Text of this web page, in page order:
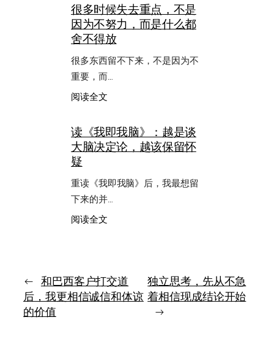
正
解
决
的，
不
是
事
太
是
脑
子
乱
很多时候失去重点，不是
因为不努力，而是什么都
舍不得放
很多东西留不下来，不是因为不
重要，而…
阅读全文：
时
候
失
重
不
是
力，
而
是
读《我即我脑》：越是谈
大脑决定论，越该保留怀
疑
重读《我即我脑》后，我最想留
下来的并…
阅读全文：
脑》：
越
是
← 和巴西客户打交道
后，我更相信诚信和体谅
的价值
独立思考，先从不急
着相信现成结论开始
→